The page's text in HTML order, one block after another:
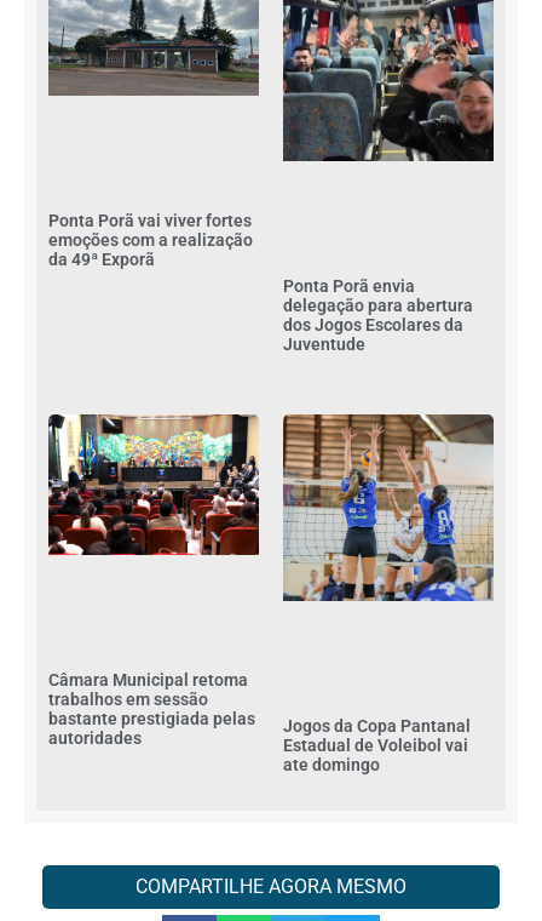
Ponta Porã vai viver fortes
emoções com a realização
da 49ª Exporã
Ponta Porã envia
delegação para abertura
dos Jogos Escolares da
Juventude
Câmara Municipal retoma
trabalhos em sessão
bastante prestigiada pelas
autoridades
Jogos da Copa Pantanal
Estadual de Voleibol vai
ate domingo
COMPARTILHE AGORA MESMO